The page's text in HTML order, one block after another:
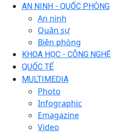
AN NINH - QUỐC PHÒNG
An ninh
Quân sự
Biên phòng
KHOA HỌC - CÔNG NGHỆ
QUỐC TẾ
MULTIMEDIA
Photo
Infographic
Emagazine
Video